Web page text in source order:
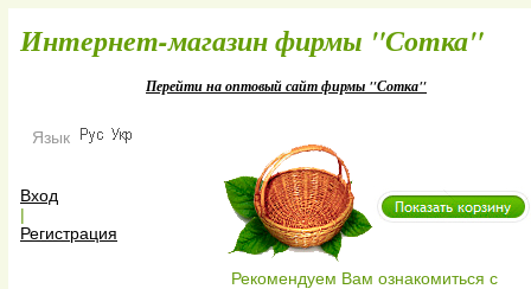
Интернет-магазин фирмы
Перейти на оптовый сайт фирмы "Сотка"
Язык
Рекомендуем Вам ознакомиться с
Вход
|
Регистрация